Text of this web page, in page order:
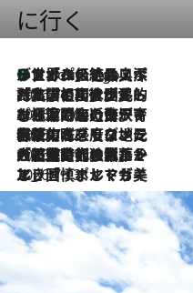
に行く
5 Hours Ago
リスボンの絶品スイーツ「パステル・デ・ナタ」とは？ポルトガル伝統の奥深い世界へ
2026.7.27
「私の祖国はポルトガル語です」国民的詩人フェルナンド・ペソアと、彼が愛した文学の街を歩く
2026.7.26
ポルトガル近海が育む極上の海の幸。キリリと冷えた白ワインと愉しむ、シーフード専門店の贅沢
2026.7.22
伝統の味をモダンに昇華。高感度な地元客が集う、リスボンの最旬ガストロノミー
2026.7.21
大航海時代の栄華から、震災、独裁、そして革命へ。ポルトガル・首都リスボンの石畳に刻まれた「歴史の光と影」
2026.7.13
エッセイ・ヤマザキマリ「慎ましくも美しき国 ポルトガル」